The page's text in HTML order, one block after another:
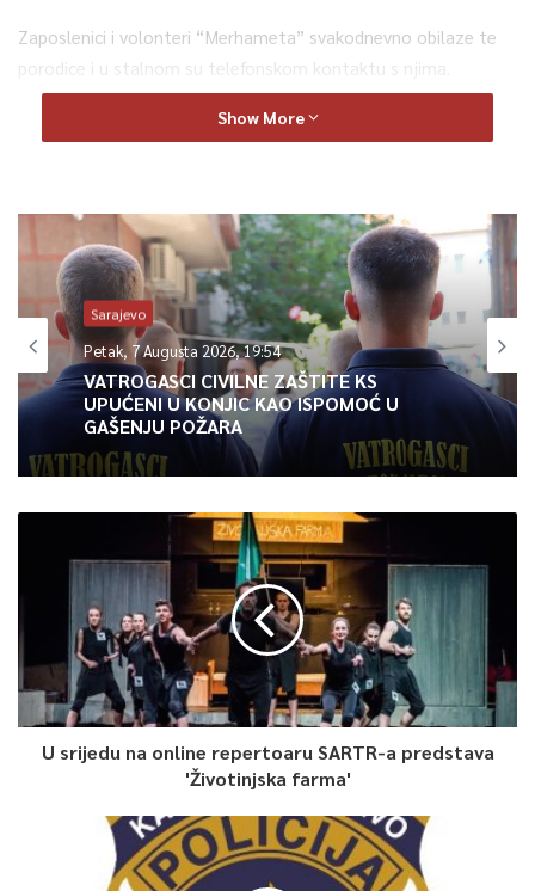
Zaposlenici i volonteri “Merhameta” svakodnevno obilaze te
porodice i u stalnom su telefonskom kontaktu s njima.
Općina Centar je uvijek imala razumijevanja i u skladu sa svojim
organizacije.
0
Article Rating
Show More
Sarajevo
Petak, 7 Augusta 2026, 19:54
VATROGASCI CIVILNE ZAŠTITE KS
UPUĆENI U KONJIC KAO ISPOMOĆ U
GAŠENJU POŽARA
U srijedu na online repertoaru SARTR-a predstava
'Životinjska farma'